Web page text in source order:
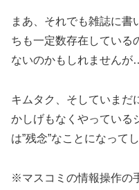
まあ、それでも雑誌に書
ちも一定数存在している
ないのかもしれませんが
キムタク、そしていまだ
かしげもなくやっている
は”残念”なことになって
※マスコミの情報操作の